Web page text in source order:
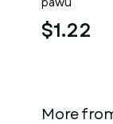
$1.22
More